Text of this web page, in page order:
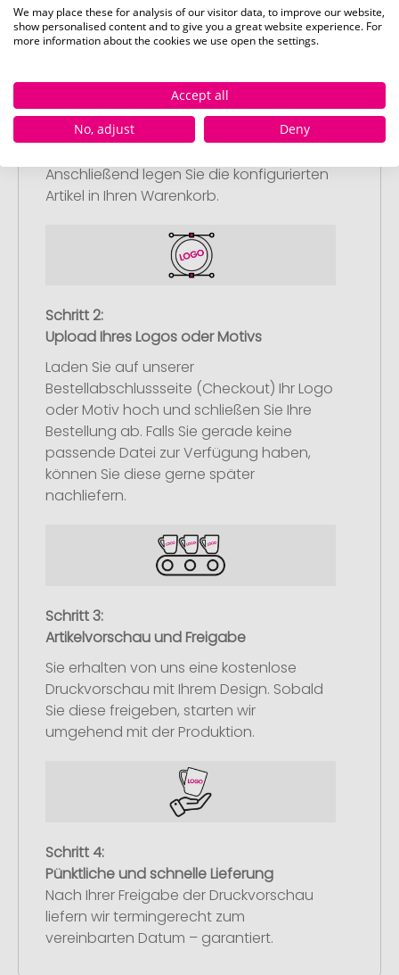
Artikelkonfiguration
Wählen Sie Ihre gewünschten
Werbeartikel aus und passen Sie diese
Anschließend legen Sie die konfigurierten
Artikel in Ihren Warenkorb.
Schritt 2:
Upload Ihres Logos oder Motivs
Laden Sie auf unserer
Bestellabschlussseite (Checkout) Ihr Logo
oder Motiv hoch und schließen Sie Ihre
Bestellung ab. Falls Sie gerade keine
passende Datei zur Verfügung haben,
können Sie diese gerne später
nachliefern.
Schritt 3:
Artikelvorschau und Freigabe
Sie erhalten von uns eine kostenlose
Druckvorschau mit Ihrem Design. Sobald
Sie diese freigeben, starten wir
umgehend mit der Produktion.
Schritt 4:
Pünktliche und schnelle Lieferung
Nach Ihrer Freigabe der Druckvorschau
liefern wir termingerecht zum
vereinbarten Datum – garantiert.
We may place these for analysis of our visitor data, to improve our website,
show personalised content and to give you a great website experience. For
more information about the cookies we use open the settings.
Accept all
No, adjust
Deny